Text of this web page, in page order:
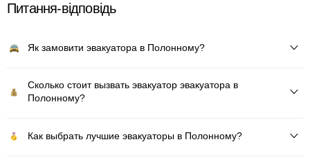
Питання-відповідь
Як замовити эвакуатора в Полонному?
Сколько стоит вызвать эвакуатор эвакуатора в
Полонному?
Как выбрать лучшие эвакуаторы в Полонному?